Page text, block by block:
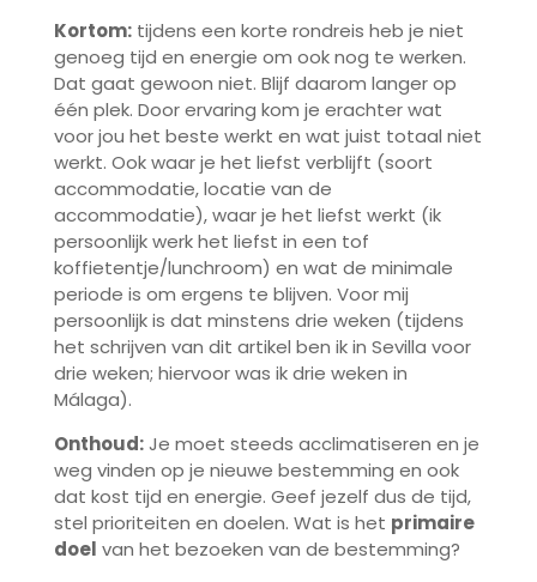
Kortom:tijdens een korte rondreis heb je niet
genoeg tijd en energie om ook nog te werken.
Dat gaat gewoon niet. Blijf daarom langer op
één plek. Door ervaring kom je erachter wat
voor jou het beste werkt en wat juist totaal niet
werkt. Ook waar je het liefst verblijft (soort
accommodatie, locatie van de
accommodatie), waar je het liefst werkt (ik
persoonlijk werk het liefst in een tof
koffietentje/lunchroom) en wat de minimale
periode is om ergens te blijven. Voor mij
persoonlijk is dat minstens drie weken (tijdens
het schrijven van dit artikel ben ik in Sevilla voor
drie weken; hiervoor was ik drie weken in
Málaga).
Onthoud:Je moet steeds acclimatiseren en je
weg vinden op je nieuwe bestemming en ook
dat kost tijd en energie. Geef jezelf dus de tijd,
stel prioriteiten en doelen. Wat is het primaire
doel van het bezoeken van de bestemming?